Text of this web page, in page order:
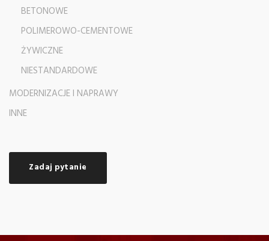
BETONOWE
POLIMEROWO-CEMENTOWE
ŻYWICZNE
NIESTANDARDOWE
MODERNIZACJE I NAPRAWY
INNE
Zadaj pytanie